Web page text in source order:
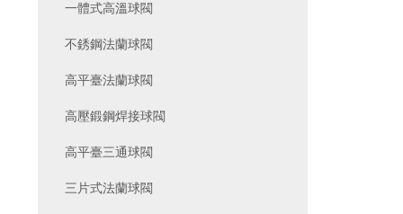
一體式高溫球閥
不銹鋼法蘭球閥
高平臺法蘭球閥
高壓鍛鋼焊接球閥
高平臺三通球閥
三片式法蘭球閥